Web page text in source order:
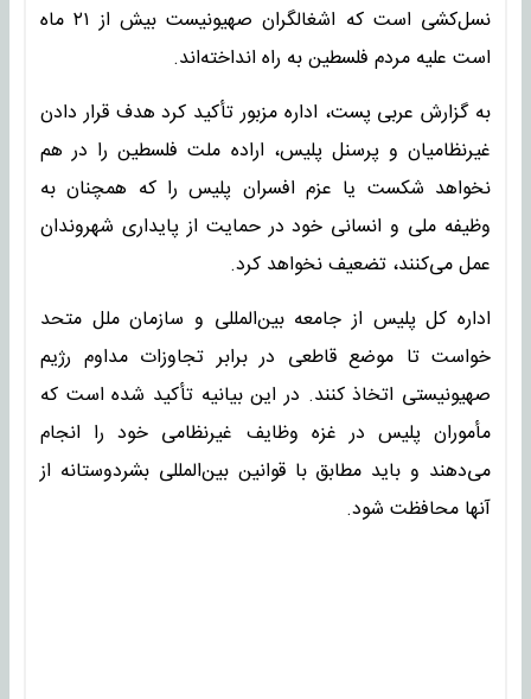
نسل‌کشی است که اشغالگران صهیونیست بیش از ۲۱ ماه
است علیه مردم فلسطین به راه انداخته‌اند.
به گزارش عربی پست، اداره مزبور تأکید کرد هدف قرار دادن
غیرنظامیان و پرسنل پلیس، اراده ملت فلسطین را در هم
نخواهد شکست یا عزم افسران پلیس را که همچنان به
وظیفه ملی و انسانی خود در حمایت از پایداری شهروندان
عمل می‌کنند، تضعیف نخواهد کرد.
اداره کل پلیس از جامعه بین‌المللی و سازمان ملل متحد
خواست تا موضع قاطعی در برابر تجاوزات مداوم رژیم
صهیونیستی اتخاذ کنند. در این بیانیه تأکید شده است که
مأموران پلیس در غزه وظایف غیرنظامی خود را انجام
می‌دهند و باید مطابق با قوانین بین‌المللی بشردوستانه از
آنها محافظت شود.